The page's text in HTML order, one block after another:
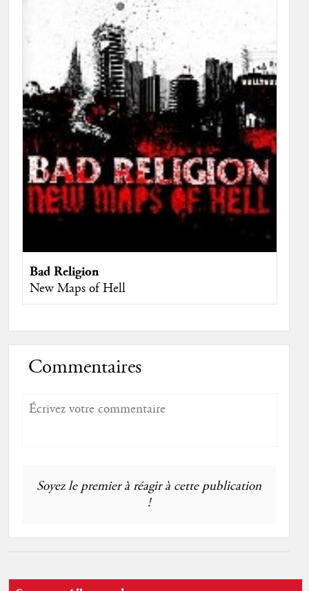
Bad Religion
New Maps of Hell
Commentaires
Soyez le premier à réagir à cette publication
!